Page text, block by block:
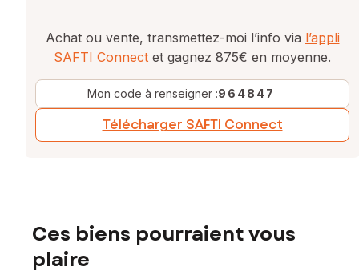
Achat ou vente, transmettez-moi l’info via l’appli
SAFTI Connect et gagnez 875€ en moyenne.
Mon code à renseigner :964847
Télécharger SAFTI Connect
Ces biens pourraient vous
plaire